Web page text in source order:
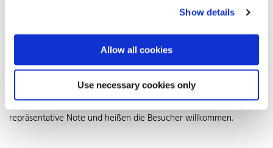
Show details
Allow all cookies
Use necessary cookies only
bieten sie stilvolle Ablageflächen für Taschen, Handschuhe und
Platz für Schals und Tücher. Ein Schirmhalter mit Tropfschale
macht sie zum perfekten Allrounder. Passende Kleiderbügel aus
Edelstahl runden das Ensemble stilsicher ab. Dezent oder
ausdrucksstark, robust und pflegeleicht: Garderoben aus
hochwertigem Edelstahl verleihen jedem Eingangsbereich eine
repräsentative Note und heißen die Besucher willkommen.